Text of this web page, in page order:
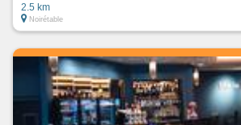
2.5 km
Noirétable